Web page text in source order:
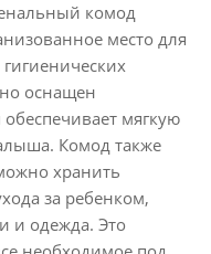
комод
место для
оснащен
мягкую
Комод также
хранить
за ребенком,
и одежда. Это